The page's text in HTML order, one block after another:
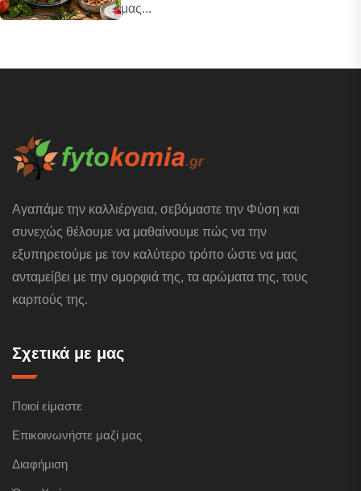
μας...
Αγαπάμε την καλλιέργεια, σεβόμαστε την Φύση και
συνεχώς θέλουμε να μαθαίνουμε πώς να την
εξυπηρετούμε με τον καλύτερο τρόπο ώστε να μας
ανταμείβει με την ομορφιά της, τα αρώματα της, τους
καρπούς της.
Σχετικά με μας
Ποιοί είμαστε
Επικοινωνήστε μαζί μας
Διαφήμιση